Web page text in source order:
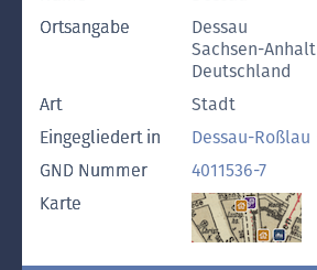
Ortsangabe
Dessau
Sachsen-Anhalt
Deutschland
Art
Stadt
Eingegliedert in
Dessau-Roßlau
GND Nummer
4011536-7
Karte